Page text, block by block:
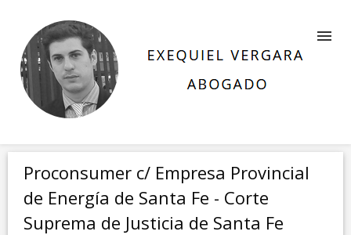
Proconsumer c/ Empresa Provincial
de Energía de Santa Fe - Corte
Suprema de Justicia de Santa Fe